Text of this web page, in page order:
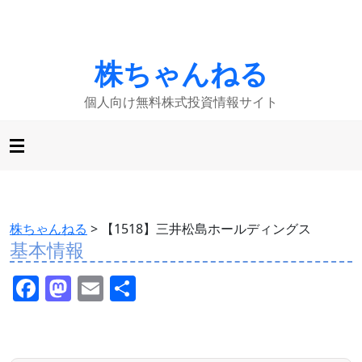
株ちゃんねる
個人向け無料株式投資情報サイト
株ちゃんねる > 【1518】三井松島ホールディングス
基本情報
F M E